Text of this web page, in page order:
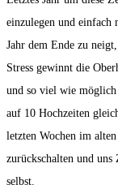
einzulegen und einfach
Jahr dem Ende zu
Stress gewinnt die
und so viel wie möglich
auf 10 Hochzeiten
letzten Wochen im
zurückschalten und
selbst.